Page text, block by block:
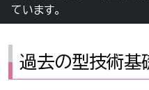
ています。
過去の型技術基